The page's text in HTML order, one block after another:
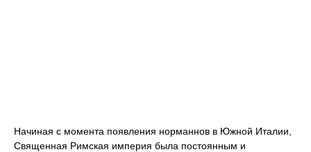
Начиная с момента появления норманнов в Южной Италии,
Священная Римская империя была постоянным и